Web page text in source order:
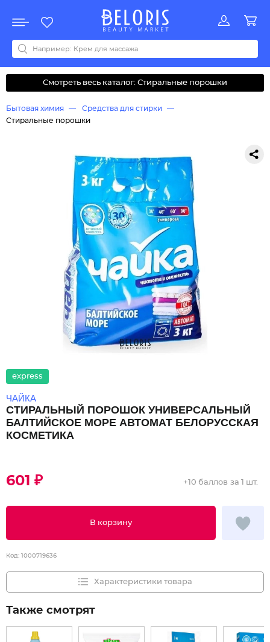
Акции
Все бренды
0-9ABCDEFGHIJKLMNOPQRSTUVWYZАБВДЗИМОКЛНПРСТУФ
Смотреть весь каталог: Стиральные порошки
Бытовая химия
Средства для стирки
Стиральные порошки
express
ЧАЙКА
СТИРАЛЬНЫЙ ПОРОШОК УНИВЕРСАЛЬНЫЙ
БАЛТИЙСКОЕ МОРЕ АВТОМАТ БЕЛОРУССКАЯ
КОСМЕТИКА
601 ₽
В корзину
+10 баллов за 1 шт.
Код: 1000719636
Характеристики товара
Также смотрят